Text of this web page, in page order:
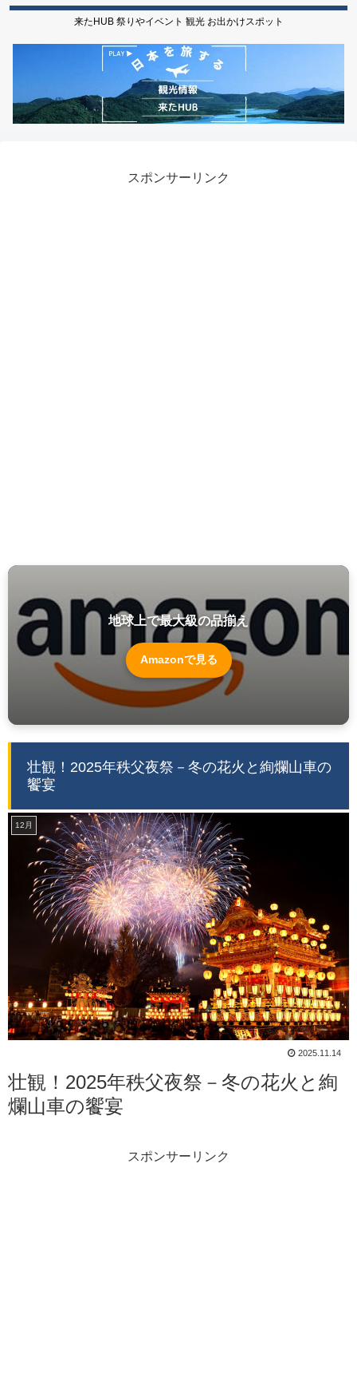
来たHUB 祭りやイベント 観光 お出かけスポット
スポンサーリンク
地球上で最大級の品揃え
Amazonで見る
壮観！2025年秩父夜祭－冬の花火と絢爛山車の
饗宴
12月
2025.11.14
壮観！2025年秩父夜祭－冬の花火と絢
爛山車の饗宴
スポンサーリンク